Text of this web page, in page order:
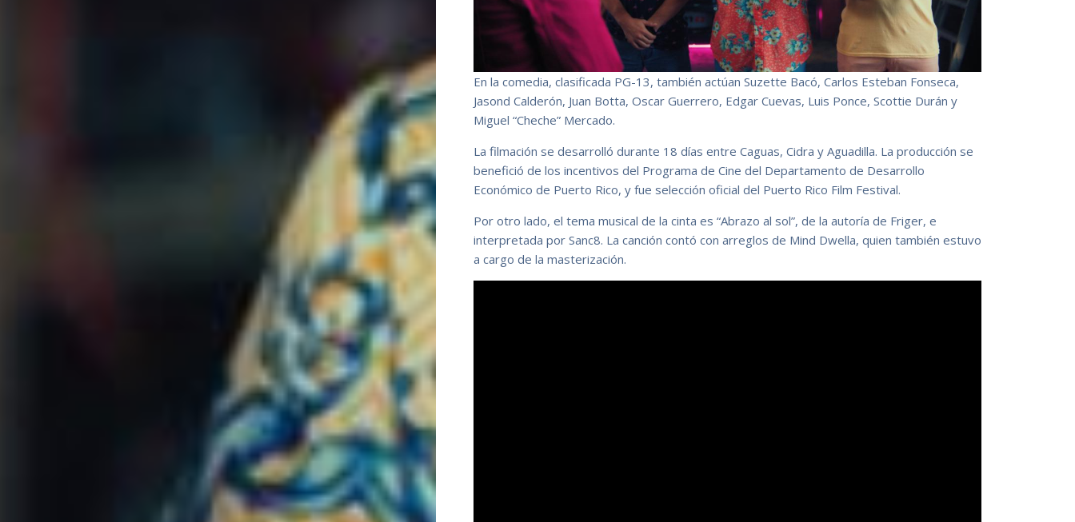
En la comedia, clasificada PG-13, también actúan Suzette Bacó, Carlos Esteban Fonseca,
Jasond Calderón, Juan Botta, Oscar Guerrero, Edgar Cuevas, Luis Ponce, Scottie Durán y
Miguel “Cheche” Mercado.
La filmación se desarrolló durante 18 días entre Caguas, Cidra y Aguadilla. La producción se
benefició de los incentivos del Programa de Cine del Departamento de Desarrollo
Económico de Puerto Rico, y fue selección oficial del Puerto Rico Film Festival.
Por otro lado, el tema musical de la cinta es “Abrazo al sol”, de la autoría de Friger, e
interpretada por Sanc8. La canción contó con arreglos de Mind Dwella, quien también estuvo
a cargo de la masterización.